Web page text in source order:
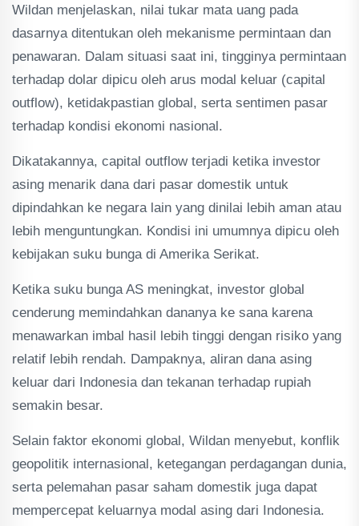
Wildan menjelaskan, nilai tukar mata uang pada
dasarnya ditentukan oleh mekanisme permintaan dan
penawaran. Dalam situasi saat ini, tingginya permintaan
terhadap dolar dipicu oleh arus modal keluar (capital
outflow), ketidakpastian global, serta sentimen pasar
terhadap kondisi ekonomi nasional.
Dikatakannya, capital outflow terjadi ketika investor
asing menarik dana dari pasar domestik untuk
dipindahkan ke negara lain yang dinilai lebih aman atau
lebih menguntungkan. Kondisi ini umumnya dipicu oleh
kebijakan suku bunga di Amerika Serikat.
Ketika suku bunga AS meningkat, investor global
cenderung memindahkan dananya ke sana karena
menawarkan imbal hasil lebih tinggi dengan risiko yang
relatif lebih rendah. Dampaknya, aliran dana asing
keluar dari Indonesia dan tekanan terhadap rupiah
semakin besar.
Selain faktor ekonomi global, Wildan menyebut, konflik
geopolitik internasional, ketegangan perdagangan dunia,
serta pelemahan pasar saham domestik juga dapat
mempercepat keluarnya modal asing dari Indonesia.